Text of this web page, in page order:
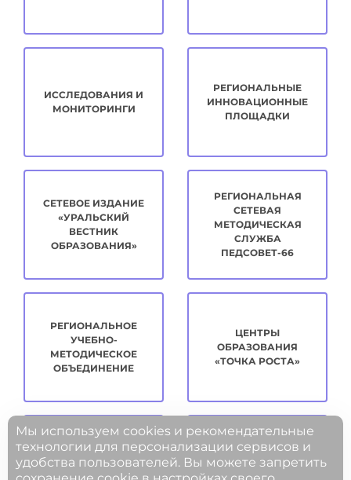
ИССЛЕДОВАНИЯ И
МОНИТОРИНГИ
РЕГИОНАЛЬНЫЕ
ИННОВАЦИОННЫЕ
ПЛОЩАДКИ
СЕТЕВОЕ ИЗДАНИЕ
«УРАЛЬСКИЙ
ВЕСТНИК
ОБРАЗОВАНИЯ»
РЕГИОНАЛЬНАЯ
СЕТЕВАЯ
МЕТОДИЧЕСКАЯ
СЛУЖБА
ПЕДСОВЕТ-66
РЕГИОНАЛЬНОЕ
УЧЕБНО-
МЕТОДИЧЕСКОЕ
ОБЪЕДИНЕНИЕ
ЦЕНТРЫ
ОБРАЗОВАНИЯ
«ТОЧКА РОСТА»
МЕТОДИЧЕСКАЯ
КОПИЛКА
ЦИФРОВОЕ
РАЗВИТИЕ
Мы используем cookies и рекомендательные
технологии для персонализации сервисов и
удобства пользователей. Вы можете запретить